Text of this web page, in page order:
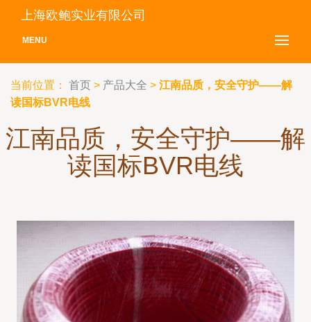
上海欧鲍实业有限公司
MENU
当前位置： 首页 > 产品大全 > 江南品质，安全守护——解
读国标BVR电线
江南品质，安全守护——解
读国标BVR电线